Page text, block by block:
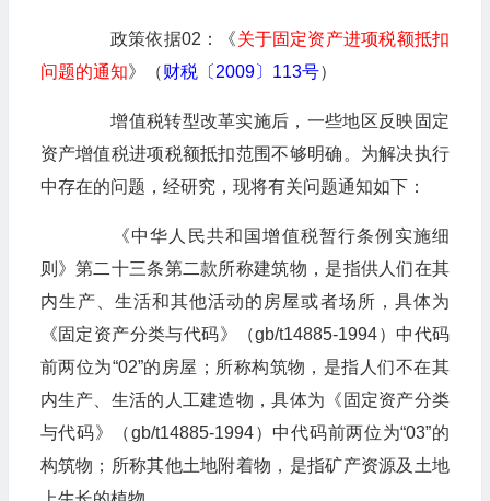
政策依据02：《关于固定资产进项税额抵扣
问题的通知》（财税〔2009〕113号）
增值税转型改革实施后，一些地区反映固定
资产增值税进项税额抵扣范围不够明确。为解决执行
中存在的问题，经研究，现将有关问题通知如下：
《中华人民共和国增值税暂行条例实施细
则 》第二十三条第二款所称建筑物，是指供人们在其
内生产、生活和其他活动的房屋或者场所，具体为
《固定资产分类与代码》（gb/t14885-1994）中代码
前两位为“02”的房屋；所称构筑物，是指人们不在其
内生产、生活的人工建造物，具体为《固定资产分类
与代码》（gb/t14885-1994）中代码前两位为“03”的
构筑物；所称其他土地附着物，是指矿产资源及土地